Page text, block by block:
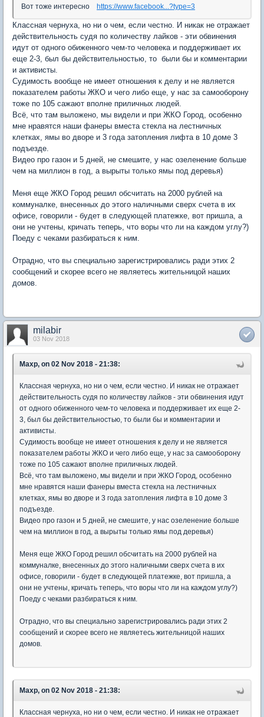
Вот тоже интересно https://www.facebook...?type=3
Классная чернуха, но ни о чем, если честно. И никак не отражает
действительность судя по количеству лайков - эти обвинения
идут от одного обиженного чем-то человека и поддерживает их
еще 2-3, был бы действительностью, то были бы и комментарии
и активисты.
Судимость вообще не имеет отношения к делу и не является
показателем работы ЖКО и чего либо еще, у нас за самооборону
тоже по 105 сажают вполне приличных людей.
Всё, что там выложено, мы видели и при ЖКО Город, особенно
мне нравятся наши фанеры вместа стекла на лестничных
клетках, ямы во дворе и 3 года затопления лифта в 10 доме 3
подъезде.
Видео про газон и 5 дней, не смешите, у нас озеленение больше
чем на миллион в год, а вырыты только ямы под деревья)
Меня еще ЖКО Город решил обсчитать на 2000 рублей на
коммуналке, внесенных до этого наличными сверх счета в их
офисе, говорили - будет в следующей платежке, вот пришла, а
они не учтены, кричать теперь, что воры что ли на каждом углу?)
Поеду с чеками разбираться к ним.
Отрадно, что вы специально зарегистрировались ради этих 2
сообщений и скорее всего не являетесь жительницой наших
домов.
milabir
03 Nov 2018
Maxp, on 02 Nov 2018 - 21:38:
Классная чернуха, но ни о чем, если честно. И никак не отражает
действительность судя по количеству лайков - эти обвинения идут
от одного обиженного чем-то человека и поддерживает их еще 2-
3, был бы действительностью, то были бы и комментарии и
активисты.
Судимость вообще не имеет отношения к делу и не является
показателем работы ЖКО и чего либо еще, у нас за самооборону
тоже по 105 сажают вполне приличных людей.
Всё, что там выложено, мы видели и при ЖКО Город, особенно
мне нравятся наши фанеры вместа стекла на лестничных
клетках, ямы во дворе и 3 года затопления лифта в 10 доме 3
подъезде.
Видео про газон и 5 дней, не смешите, у нас озеленение больше
чем на миллион в год, а вырыты только ямы под деревья)
Меня еще ЖКО Город решил обсчитать на 2000 рублей на
коммуналке, внесенных до этого наличными сверх счета в их
офисе, говорили - будет в следующей платежке, вот пришла, а
они не учтены, кричать теперь, что воры что ли на каждом углу?)
Поеду с чеками разбираться к ним.
Отрадно, что вы специально зарегистрировались ради этих 2
сообщений и скорее всего не являетесь жительницой наших
домов.
Maxp, on 02 Nov 2018 - 21:38:
Классная чернуха, но ни о чем, если честно. И никак не отражает